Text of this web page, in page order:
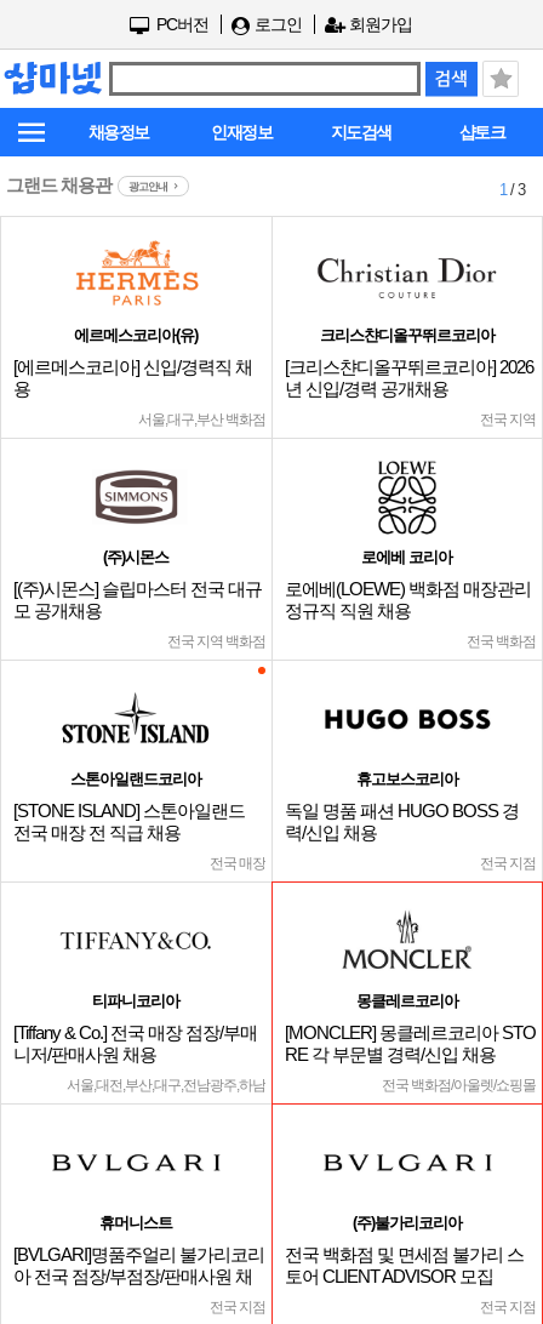
PC버전 로그인 회원가입
채용정보 인재정보 지도검색 샵토크
그랜드 채용관 광고안내 1/ 3
에르메스코리아(유)
[에르메스코리아] 신입/경력직 채
용
서울,대구,부산 백화점
크리스챤디올꾸뛰르코리아
[크리스챤디올꾸뛰르코리아] 2026
년 신입/경력 공개채용
전국 지역
(주)시몬스
[(주)시몬스] 슬립마스터 전국 대규
모 공개채용
전국 지역 백화점
로에베 코리아
로에베(LOEWE) 백화점 매장관리
정규직 직원 채용
전국 백화점
스톤아일랜드코리아
[STONE ISLAND] 스톤아일랜드
전국 매장 전 직급 채용
전국 매장
휴고보스코리아
독일 명품 패션 HUGO BOSS 경
력/신입 채용
전국 지점
티파니코리아
[Tiffany & Co.] 전국 매장 점장/부매
니저/판매사원 채용
서울,대전,부산,대구,전남광주,하남
몽클레르코리아
[MONCLER] 몽클레르코리아 STO
RE 각 부문별 경력/신입 채용
전국 백화점/아울렛/쇼핑몰
휴머니스트
[BVLGARI]명품주얼리 불가리코리
아 전국 점장/부점장/판매사원 채
전국 지점
(주)불가리코리아
전국 백화점 및 면세점 불가리 스
토어 CLIENT ADVISOR 모집
전국 지점